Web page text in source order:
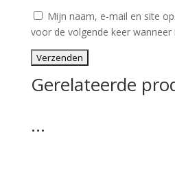
Mijn naam, e-mail en site
voor de volgende keer wanneer
Gerelateerde
…